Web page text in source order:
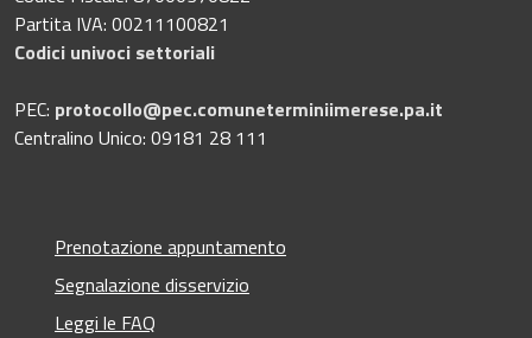
Partita IVA: 00211100821
Codici univoci settoriali
PEC: protocollo@pec.comuneterminiimerese.pa.it
Centralino Unico: 09181 28 111
Prenotazione appuntamento
Segnalazione disservizio
Leggi le FAQ